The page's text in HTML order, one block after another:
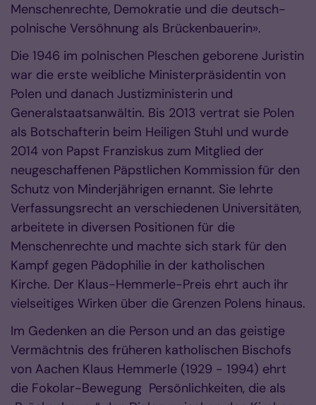
Menschenrechte, Demokratie und die deutsch-
polnische Versöhnung als Brückenbauerin».
Die 1946 im polnischen Pleschen geborene Juristin
war die erste weibliche Ministerpräsidentin von
Polen und danach Justizministerin und
Generalstaatsanwältin. Bis 2013 vertrat sie Polen
als Botschafterin beim Heiligen Stuhl und wurde
2014 von Papst Franziskus zum Mitglied der
neugeschaffenen Päpstlichen Kommission für den
Schutz von Minderjährigen ernannt. Sie lehrte
Verfassungsrecht an verschiedenen Universitäten,
arbeitete in diversen Positionen für die
Menschenrechte und machte sich stark für den
Kampf gegen Pädophilie in der katholischen
Kirche. Der Klaus-Hemmerle-Preis ehrt auch ihr
vielseitiges Wirken über die Grenzen Polens hinaus.
Im Gedenken an die Person und an das geistige
Vermächtnis des früheren katholischen Bischofs
von Aachen Klaus Hemmerle (1929 - 1994) ehrt
die Fokolar-Bewegung Persönlichkeiten, die als